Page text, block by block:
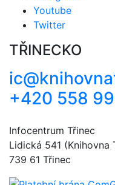
Youtube
Twitter
TŘINECKO
+420 558
Infocentrum Třinec
Lidická 541 (Knihovna
739 61 Třinec